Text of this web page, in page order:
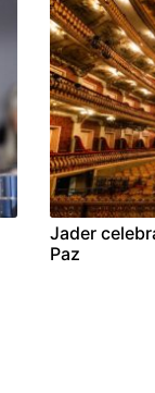
Jader
Paz